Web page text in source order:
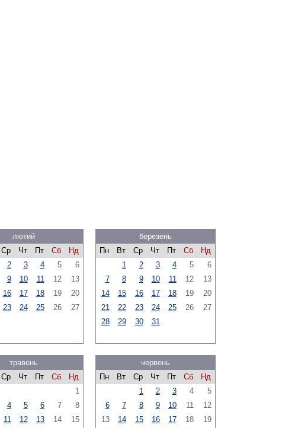
лютий
Ср Чт Пт Сб
Нд
2 3 4 5
6
9 10 11 12
13
16 17 18 19
20
23 24 25 26
27
березень
Пн
Вт Ср Чт Пт Сб
Нд
1
2 3 4 5
6
7
8 9 10 11 12
13
14
15 16 17 18 19
20
21
22 23 24 25 26
27
28
29 30 31
травень
Ср Чт Пт Сб
Нд
1
4 5 6 7
8
11 12 13 14
15
червень
Пн
Вт Ср Чт Пт Сб
Нд
1
2 3 4
5
6
7 8 9 10 11
12
13
14 15 16 17 18
19